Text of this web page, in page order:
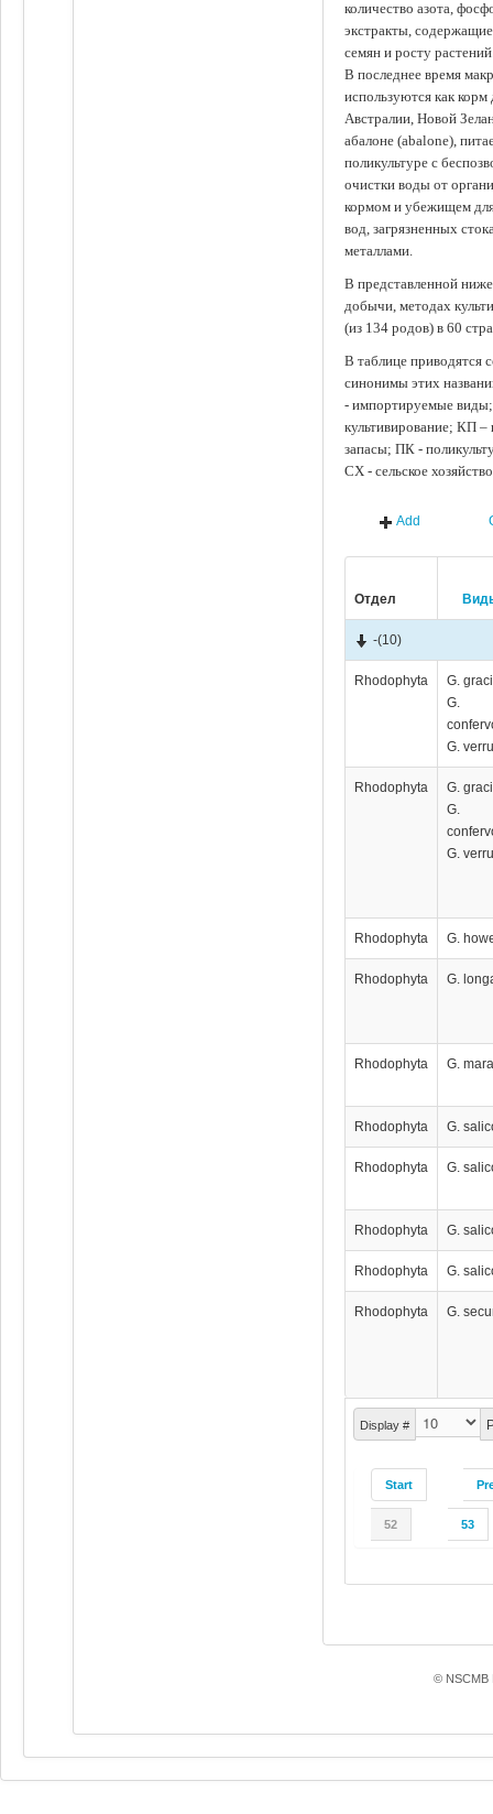
количество азота,
экстракты,
семян и росту
В последнее время
используются как
Австралии, Новой
абалоне (abalone),
поликультуре с
очистки воды от
кормом и убежищем
вод, загрязненных
металлами.
В представленной
добычи, методах
(из 134 родов) в 60
В таблице приводятся
синонимы этих
- импортируемые
культивирование; КП
запасы; ПК -
СХ - сельское
Add
Отдел
Display #
Start
52 53
-(10)
Rhodophyta
G.
G.
G.
Rhodophyta
G.
G.
G.
Rhodophyta G.
Rhodophyta G.
Rhodophyta G.
Rhodophyta G.
Rhodophyta G.
Rhodophyta G.
Rhodophyta G.
Rhodophyta G.
© NSCMB